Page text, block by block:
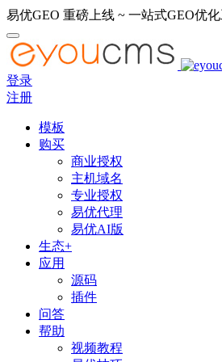
易优GEO 重磅上线 ~ 一站式GEO优
登录
注册
模板
购买
商业授权
主机域名
专业授权
易优代理
易优AI版
生态+
应用
源码
插件
问答
帮助
视频教程